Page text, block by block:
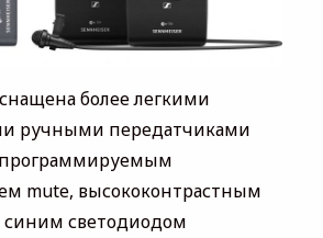
более легкими
ручными передатчиками
программируемым
mute, высококонтрастным
светодиодом